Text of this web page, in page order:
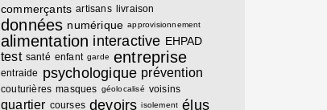
commerçants artisans livraison
données numérique approvisionnement
alimentation interactive EHPAD
test santé enfant garde entreprise
entraide psychologique prévention
couturières masques géolocalisé voisins
quartier courses devoirs isolement élus